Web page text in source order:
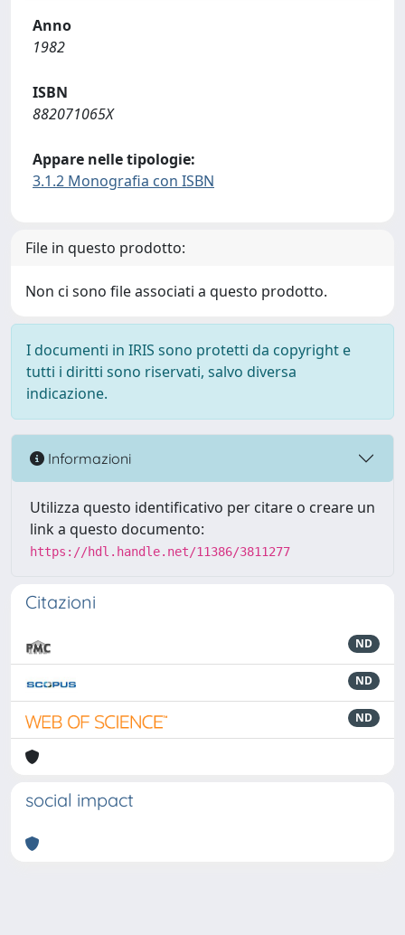
Anno
1982
ISBN
882071065X
Appare nelle tipologie:
3.1.2 Monografia con ISBN
File in questo prodotto:
Non ci sono file associati a questo prodotto.
I documenti in IRIS sono protetti da copyright e
tutti i diritti sono riservati, salvo diversa
indicazione.
Informazioni
Utilizza questo identificativo per citare o creare un
link a questo documento:
https://hdl.handle.net/11386/3811277
Citazioni
ND
ND
ND
social impact